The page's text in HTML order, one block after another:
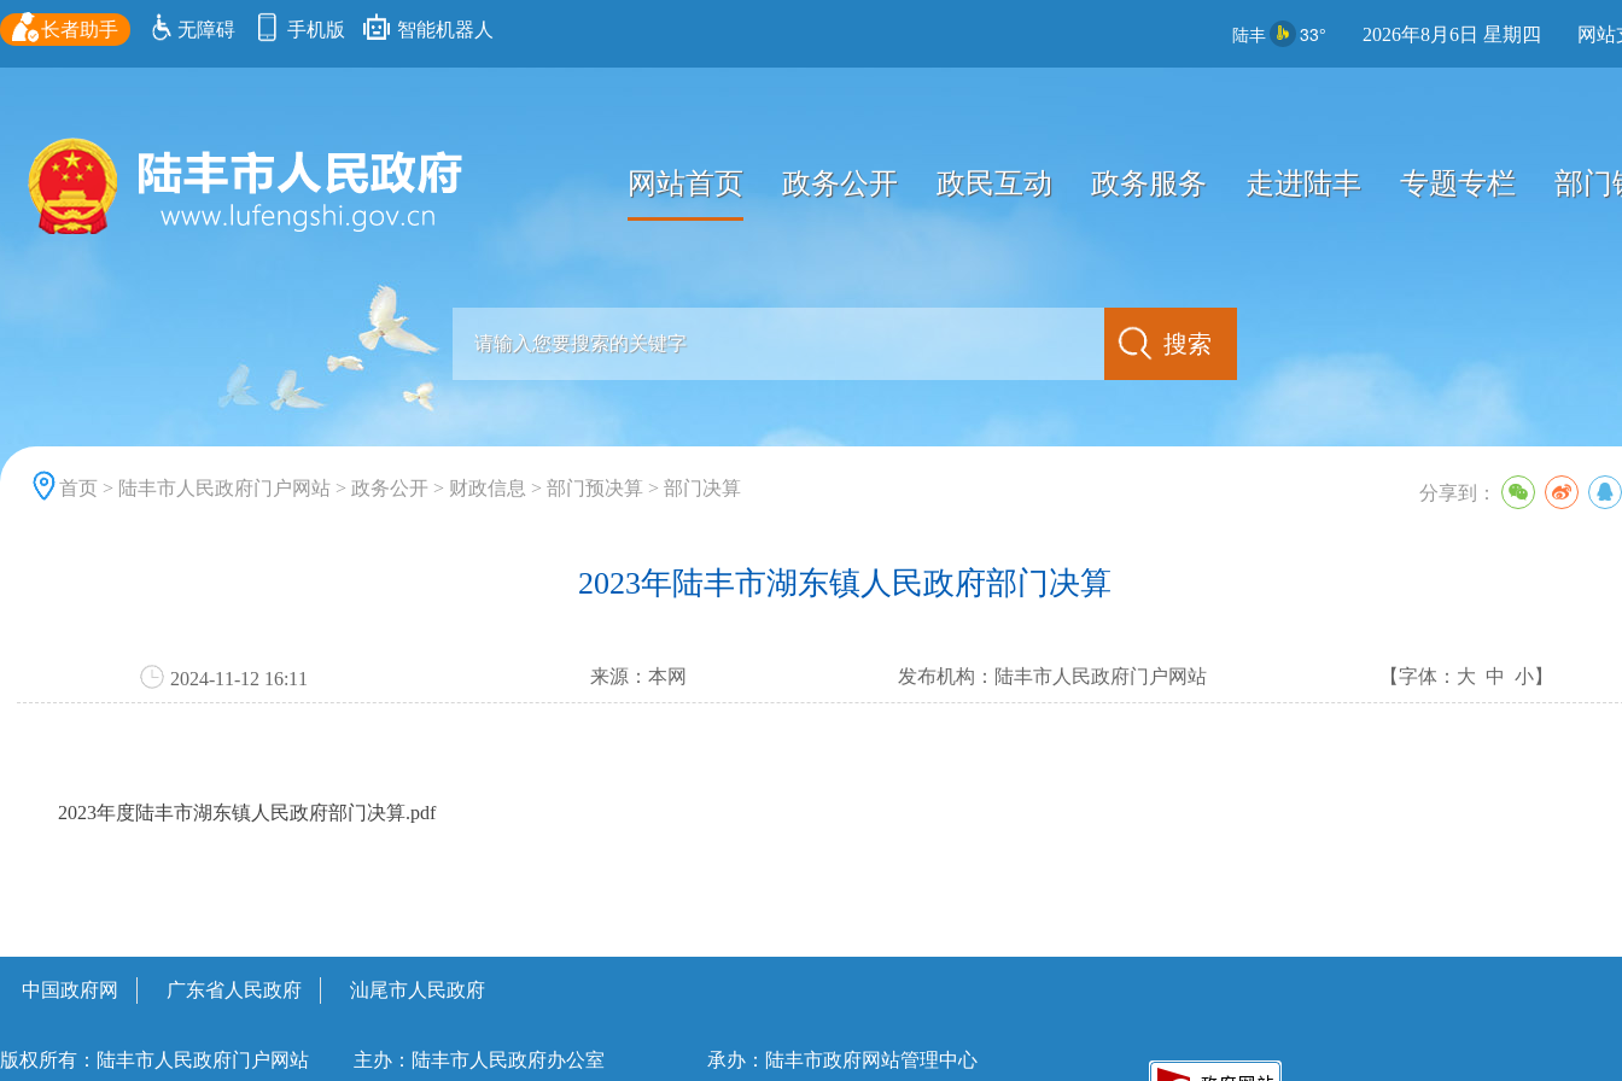
长者助手 无障碍 手机版 智能机器人 陆丰 33° 2026年8月6日 星期四 网站
网站首页 政务公开 政民互动 政务服务 走进陆丰 专题专栏 部门
首页 > 陆丰市人民政府门户网站 > 政务公开 > 财政信息 > 部门预决算 > 部门决算 分享到：
2023年陆丰市湖东镇人民政府部门决算
2024-11-12 16:11 来源： 本网 发布机构： 陆丰市人民政府门户网站 【字体： 大 中 小】
2023年度陆丰市湖东镇人民政府部门决算.pdf
中国政府网 广东省人民政府 汕尾市人民政府
版权所有：陆丰市人民政府门户网站 主办：陆丰市人民政府办公室 承办：陆丰市政府网站管理中心